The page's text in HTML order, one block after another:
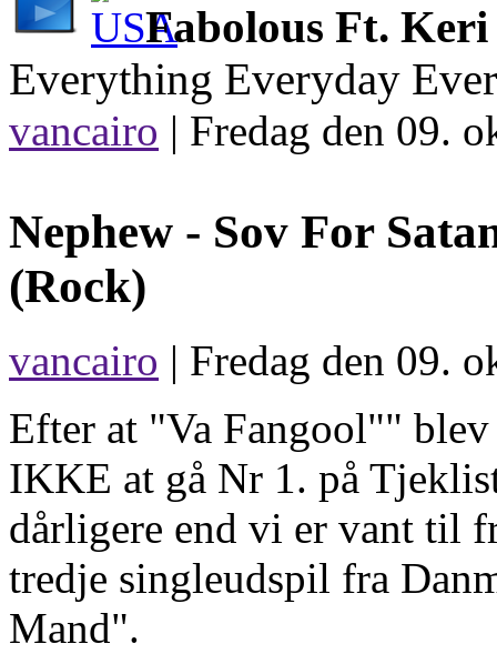
Fabolous Ft.
Everything Everyday
vancairo | Fredag den 09.
Nephew - Sov For
(Rock)
vancairo | Fredag den 09.
Efter at "Va Fangool""
IKKE at gå Nr 1. på
dårligere end vi er vant til
tredje singleudspil fra
Mand".